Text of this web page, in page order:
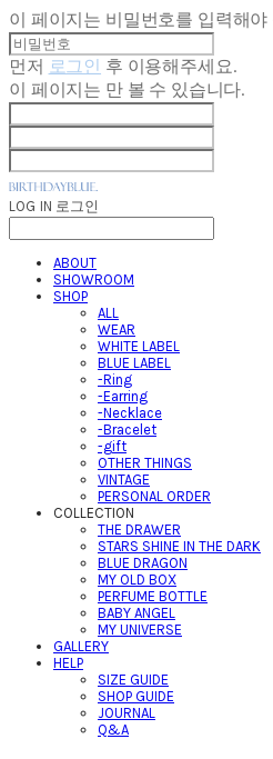
이 페이지는 비밀번호를 입력해야
먼저 로그인 후 이용해주세요.
이 페이지는 만 볼 수 있습니다.
LOG IN 로그인
ABOUT
SHOWROOM
SHOP
ALL
WEAR
WHITE LABEL
BLUE LABEL
-Ring
-Earring
-Necklace
-Bracelet
-gift
OTHER THINGS
VINTAGE
PERSONAL ORDER
COLLECTION
THE DRAWER
STARS SHINE IN THE DARK
BLUE DRAGON
MY OLD BOX
PERFUME BOTTLE
BABY ANGEL
MY UNIVERSE
GALLERY
HELP
SIZE GUIDE
SHOP GUIDE
JOURNAL
Q&A